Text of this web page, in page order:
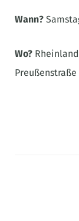
Wann?
Wo?
Preußenstraße